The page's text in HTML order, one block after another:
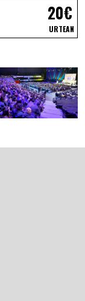
20€
URTEAN